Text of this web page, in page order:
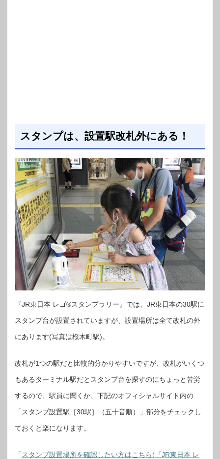
スタンプは、設置駅改札外にある！
『JR東日本 レゴ®スタンプラリー』では、JR東日本の30駅に
スタンプ台が設置されていますが、設置場所は全て改札の外
にあります(写真は桜木町駅)。
改札が1つの駅だと比較的分かりやすいですが、改札がいくつ
もあるターミナル駅だとスタンプ台を探すのにちょっと苦労
するので、駅員に聞くか、下記のオフィシャルサイト内の
「スタンプ設置駅［30駅］（五十音順）」部分をチェックし
ておくと楽になります。
「 スタンプ設置場所を確認したい方はこちら(『JR東日本 レ